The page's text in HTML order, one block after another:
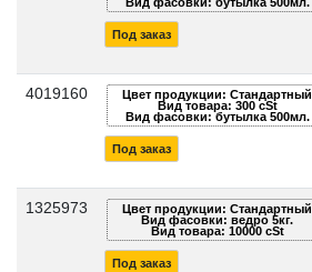
Под заказ
4019160
Цвет продукции: Стандартный
Вид товара: 300 cSt
Вид фасовки: бутылка 500мл.
Под заказ
1325973
Цвет продукции: Стандартный
Вид фасовки: ведро 5кг.
Вид товара: 10000 cSt
Под заказ